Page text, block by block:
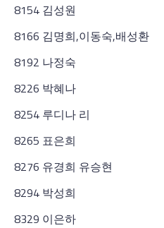
8154 김성원
8166 김명희,이동숙,배성환
8192 나정숙
8226 박혜나
8254 루디나 리
8265 표은희
8276 유경희 유승현
8294 박성희
8329 이은하